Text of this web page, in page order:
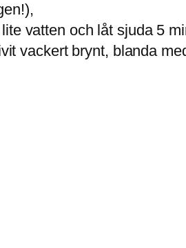
vatten och låt sjuda 5
vackert brynt, blanda